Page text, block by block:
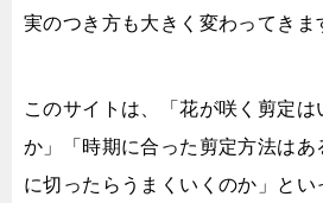
実のつき方も大きく変わってきま
このサイトは、「花が咲く剪定
か」「時期に合った剪定方法はあ
に切ったらうまくいくのか」と